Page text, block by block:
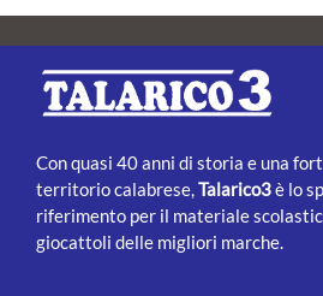
Con quasi 40 anni di storia e una
territorio calabrese,Talarico3è lo
riferimento per il materiale
giocattoli delle migliori marche.